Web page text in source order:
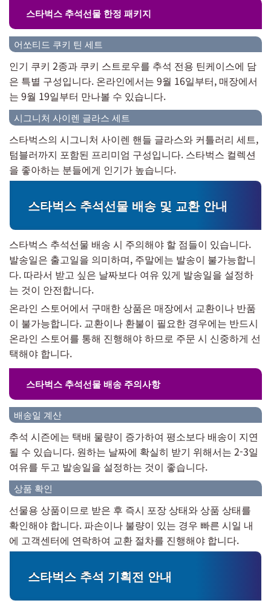
스타벅스 추석선물 한정 패키지
어쏘티드 쿠키 틴 세트
인기 쿠키 2종과 쿠키 스트로우를 추석 전용 틴케이스에 담
은 특별 구성입니다. 온라인에서는 9월 16일부터, 매장에서
는 9월 19일부터 만나볼 수 있습니다.
시그니처 사이렌 글라스 세트
스타벅스의 시그니처 사이렌 핸들 글라스와 커틀러리 세트,
텀블러까지 포함된 프리미엄 구성입니다. 스타벅스 컬렉션
을 좋아하는 분들에게 인기가 높습니다.
스타벅스 추석선물 배송 및 교환 안내
스타벅스 추석선물 배송 시 주의해야 할 점들이 있습니다.
발송일은 출고일을 의미하며, 주말에는 발송이 불가능합니
다. 따라서 받고 싶은 날짜보다 여유 있게 발송일을 설정하
는 것이 안전합니다.
온라인 스토어에서 구매한 상품은 매장에서 교환이나 반품
이 불가능합니다. 교환이나 환불이 필요한 경우에는 반드시
온라인 스토어를 통해 진행해야 하므로 주문 시 신중하게 선
택해야 합니다.
스타벅스 추석선물 배송 주의사항
배송일 계산
추석 시즌에는 택배 물량이 증가하여 평소보다 배송이 지연
될 수 있습니다. 원하는 날짜에 확실히 받기 위해서는 2-3일
여유를 두고 발송일을 설정하는 것이 좋습니다.
상품 확인
선물용 상품이므로 받은 후 즉시 포장 상태와 상품 상태를
확인해야 합니다. 파손이나 불량이 있는 경우 빠른 시일 내
에 고객센터에 연락하여 교환 절차를 진행해야 합니다.
스타벅스 추석 기획전 안내